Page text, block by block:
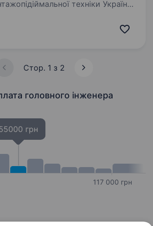
техніки України.
обслуговуванням
Стор. 1 з 2
головного інженера
грн
117 000 грн